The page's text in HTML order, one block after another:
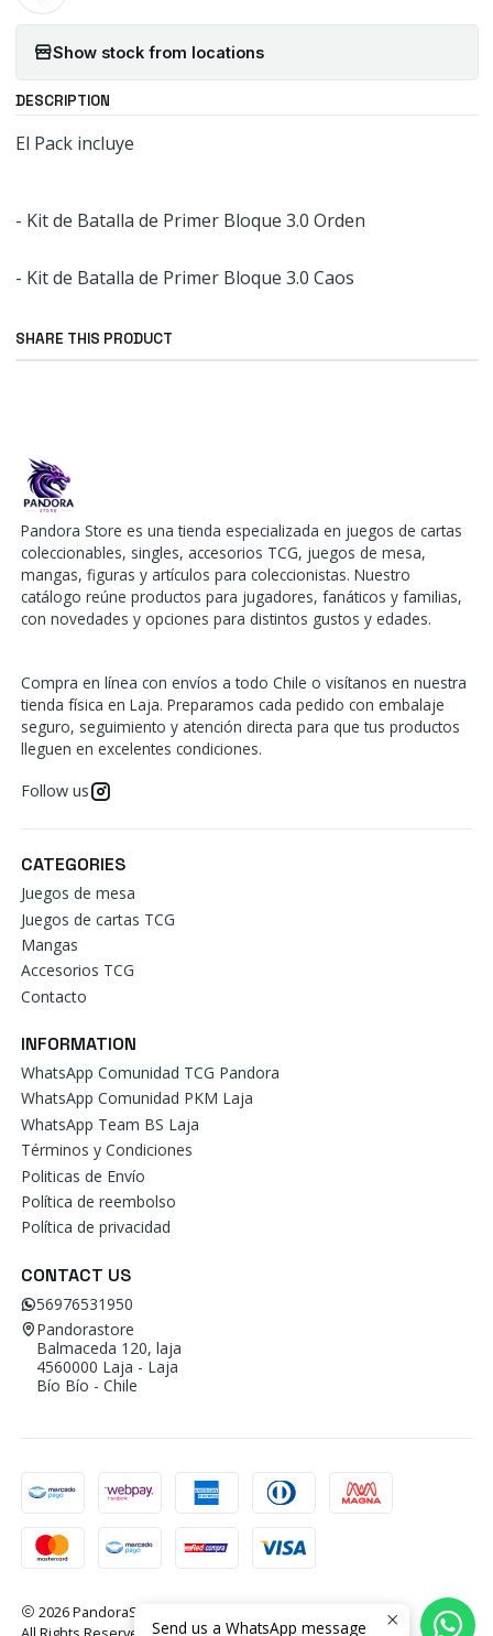
Show stock from locations
DESCRIPTION
El Pack incluye
- Kit de Batalla de Primer Bloque 3.0 Orden
- Kit de Batalla de Primer Bloque 3.0 Caos
SHARE THIS PRODUCT
Pandora Store es una tienda especializada en juegos de cartas
coleccionables, singles, accesorios TCG, juegos de mesa,
mangas, figuras y artículos para coleccionistas. Nuestro
catálogo reúne productos para jugadores, fanáticos y familias,
con novedades y opciones para distintos gustos y edades.
Compra en línea con envíos a todo Chile o visítanos en nuestra
tienda física en Laja. Preparamos cada pedido con embalaje
seguro, seguimiento y atención directa para que tus productos
lleguen en excelentes condiciones.
Follow us
CATEGORIES
Juegos de mesa
Juegos de cartas TCG
Mangas
Accesorios TCG
Contacto
INFORMATION
WhatsApp Comunidad TCG Pandora
WhatsApp Comunidad PKM Laja
WhatsApp Team BS Laja
Términos y Condiciones
Politicas de Envío
Política de reembolso
Política de privacidad
CONTACT US
56976531950
Pandorastore
Balmaceda 120, laja
4560000 Laja - Laja
Bío Bío - Chile
2026 PandoraStore.
Send us a WhatsApp message